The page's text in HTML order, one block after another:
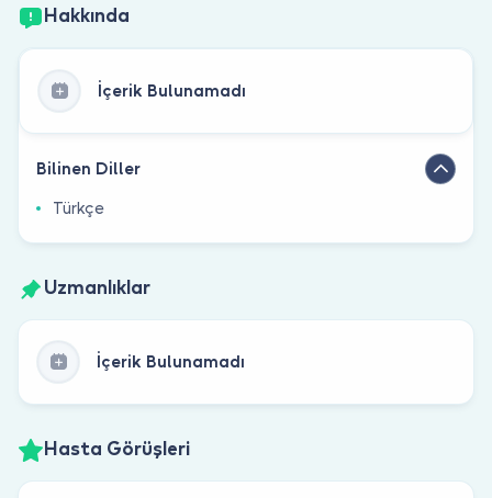
Hakkında
İçerik Bulunamadı
Bilinen Diller
Türkçe
Uzmanlıklar
İçerik Bulunamadı
Hasta Görüşleri